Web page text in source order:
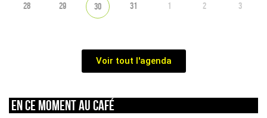
28 29 30 31 1 2 3
Voir tout l'agenda
En ce moment au café